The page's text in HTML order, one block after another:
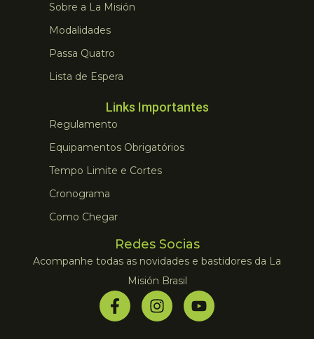
Sobre a La Misión
Modalidades
Passa Quatro
Lista de Espera
Links Importantes
Regulamento
Equipamentos Obrigatórios
Tempo Limite e Cortes
Cronograma
Como Chegar
Redes Socias
Acompanhe todas as novidades e bastidores da La
Misión Brasil